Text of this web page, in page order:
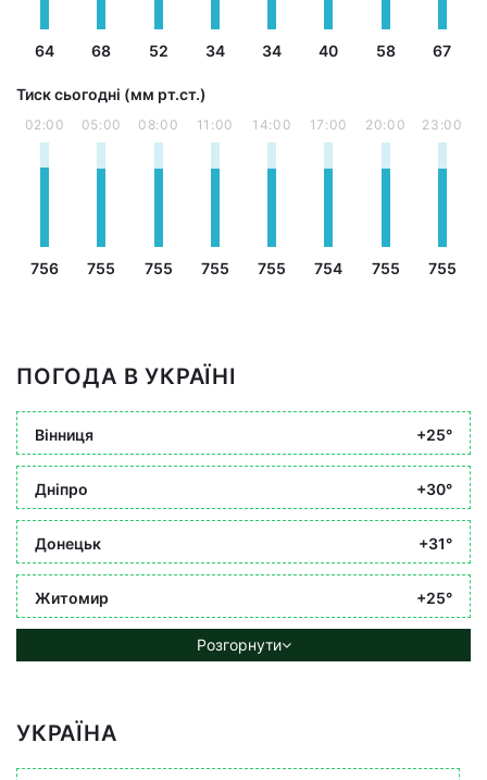
64 68 52 34 34 40 58 67
Тиск сьогодні (мм рт.ст.)
02:00
756
05:00
755
08:00
755
11:00
755
14:00
755
17:00
754
20:00
755
23:00
755
ПОГОДА В УКРАЇНІ
Вінниця +25°
Дніпро +30°
Донецьк +31°
Житомир +25°
Розгорнути
УКРАЇНА